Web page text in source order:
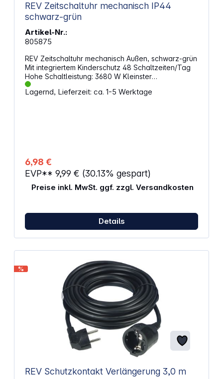
REV Zeitschaltuhr mechanisch IP44
schwarz-grün
Artikel-Nr.:
805875
REV Zeitschaltuhr mechanisch Außen, schwarz-grün
Mit integriertem Kinderschutz 48 Schaltzeiten/Tag
Hohe Schaltleistung: 3680 W Kleinster
Schaltabstand: 30 min Induktive max. Belastung 2
A/460 VA Tagesprogramm Spritzwassergeschützt,
Lagernd, Lieferzeit: ca. 1-5 Werktage
6,98 €
EVP** 9,99 € (30.13% gespart)
Preise inkl. MwSt. ggf. zzgl. Versandkosten
Details
%
REV Schutzkontakt Verlängerung 3,0 m